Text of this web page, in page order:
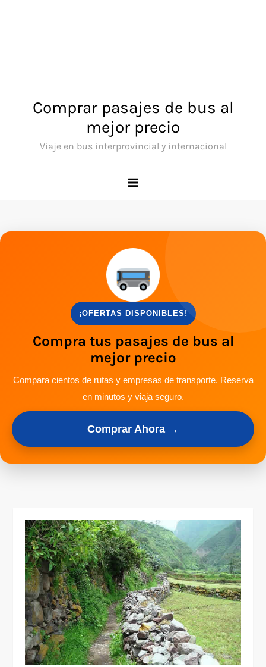
Comprar pasajes de bus al
mejor precio
Viaje en bus interprovincial y internacional
¡OFERTAS DISPONIBLES!
Compra tus pasajes de bus al
mejor precio
Compara cientos de rutas y empresas de transporte. Reserva
en minutos y viaja seguro.
Comprar Ahora →